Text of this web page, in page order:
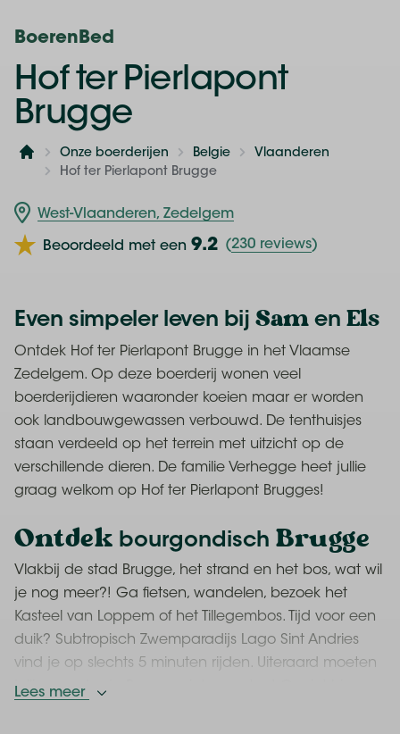
BoerenBed
Hof ter Pierlapont
Brugge
Home
Onze boerderijen Belgie
Vlaanderen
Hof ter Pierlapont Brugge
West-Vlaanderen, Zedelgem
Beoordeeld met een 9.2 (230 reviews)
Even simpeler leven bijSamen Els
Ontdek Hof ter Pierlapont Brugge in het Vlaamse
Zedelgem. Op deze boerderij wonen veel
boerderijdieren waaronder koeien maar er worden
ook landbouwgewassen verbouwd. De tenthuisjes
staan verdeeld op het terrein met uitzicht op de
verschillende dieren. De familie Verhegge heet jullie
graag welkom op Hof ter Pierlapont Brugges!
Ontdek bourgondisch Brugge
Vlakbij de stad Brugge, het strand en het bos, wat wil
je nog meer?! Ga fietsen, wandelen, bezoek het
Kasteel van Loppem of het Tillegembos. Tijd voor een
duik? Subtropisch Zwemparadijs Lago Sint Andries
vind je op slechts 5 minuten rijden. Uiteraard moeten
jullie een dagje Brugge niet vergeten! Geniet hier
Lees meer